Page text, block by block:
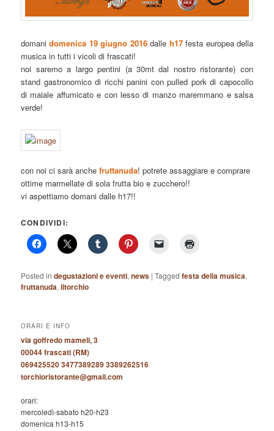
domanidomenica 19 giugno 2016dalle h17 festa europea della
musica in tutti i vicoli di frascati!
noi saremo a largo pentini (a 30mt dal nostro ristorante) con
stand gastronomico di ricchi panini con pulled pork di capocollo
di maiale affumicato e con lesso di manzo maremmano e salsa
verde!
con noi ci sarà anchefruttanuda! potrete assaggiare e comprare
ottime marmellate di sola frutta bio e zucchero!!
vi aspettiamo domani dalle h17!!
CONDIVIDI:
Posted in degustazioni e eventi,news |Tagged festa della musica,
fruttanuda,iltorchio
ORARI E INFO
via goffredo mameli, 3
00044 frascati (RM)
069425520 3477389289 3389262516
torchioristorante@gmail.com
orari:
mercoledì-sabato h20-h23
domenica h13-h15